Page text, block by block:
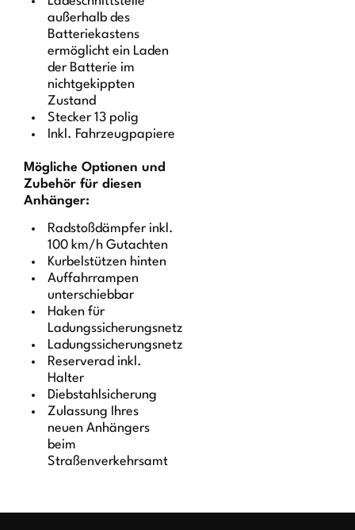
außerhalb des
Batteriekastens
ermöglicht ein Laden
der Batterie im
nichtgekippten
Zustand
Stecker 13 polig
Inkl. Fahrzeugpapiere
Mögliche Optionen und
Zubehör für diesen
Anhänger:
Radstoßdämpfer inkl.
100 km/h Gutachten
Kurbelstützen hinten
Auffahrrampen
unterschiebbar
Haken für
Ladungssicherungsnetz
Ladungssicherungsnetz
Reserverad inkl.
Halter
Diebstahlsicherung
Zulassung Ihres
neuen Anhängers
beim
Straßenverkehrsamt